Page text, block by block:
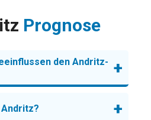
Prognose
den Andritz- +
+